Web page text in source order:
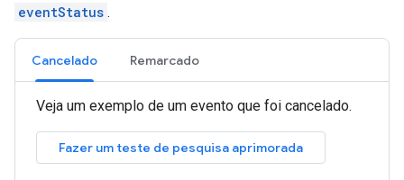
eventStatus .
Cancelado Remarcado
Veja um exemplo de um evento que foi cancelado.